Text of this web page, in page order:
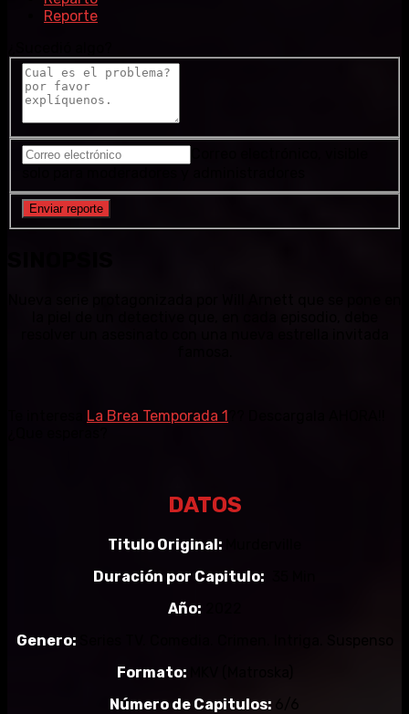
Reporte
La Brea Temporada 1
DATOS
Titulo Original:
Duración por Capitulo:
Año:
Genero:
Formato:
Número de Capitulos: